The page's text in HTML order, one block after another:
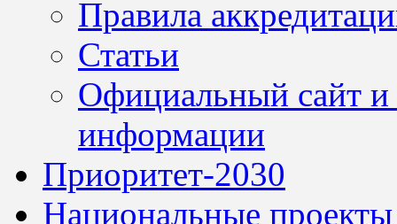
Правила
Статьи
Официальный сайт
информации
Приоритет-2030
Национальные